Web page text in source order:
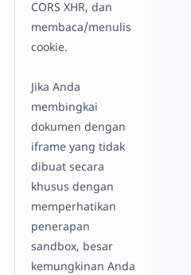
CORS XHR, dan
membaca/menulis
cookie.
Jika Anda
membingkai
dokumen dengan
iframe yang tidak
dibuat secara
khusus dengan
memperhatikan
penerapan
sandbox, besar
kemungkinan Anda